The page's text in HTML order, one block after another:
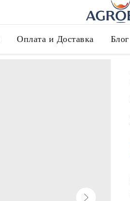
Оплата и Доставка Блог